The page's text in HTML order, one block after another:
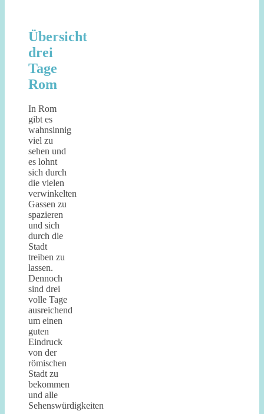
Übersicht
drei
Tage
Rom
In Rom
gibt es
wahnsinnig
viel zu
sehen und
es lohnt
sich durch
die vielen
verwinkelten
Gassen zu
spazieren
und sich
durch die
Stadt
treiben zu
lassen.
Dennoch
sind drei
volle Tage
ausreichend
um einen
guten
Eindruck
von der
römischen
Stadt zu
bekommen
und alle
Sehenswürdigkeiten